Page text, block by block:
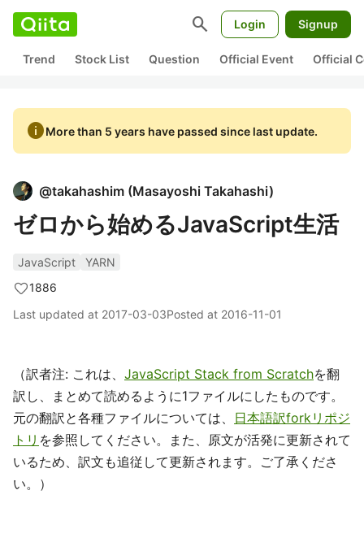
search Login Signup
Trend Stock List Question Official Event Official
infoMore than 5 years have passed since last update.
@takahashim (Masayoshi Takahashi)
ゼロから始めるJavaScript生活
JavaScript
YARN
1886
Last updated at 2017-03-03Posted at 2016-11-01
（訳者注: これは、 JavaScript Stack from Scratchを翻
訳し、まとめて読めるように1ファイルにしたものです。
元の翻訳と各種ファイルについては、 日本語訳forkリポジ
トリ を参照してください。また、原文が活発に更新されて
いるため、訳文も追従して更新されます。ご了承くださ
い。）